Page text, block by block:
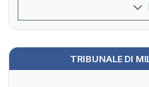
TRIBUNALE DI